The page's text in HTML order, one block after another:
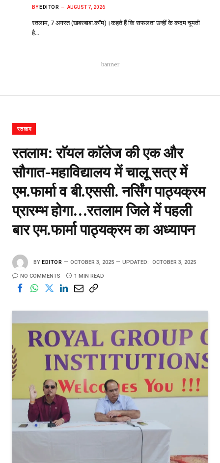
BY EDITOR AUGUST 7, 2026
रतलाम, 7 अगस्त (खबरबाबा.कॉम)।कहते हैं कि सफलता उन्हीं के कदम चूमती
है…
banner
रतलाम
रतलाम: राॅयल काॅलेज की एक और
सौगात-महाविद्यालय में चालू सत्र में
एम.फार्मा व बी.एससी. नर्सिंग पाठ्यक्रम
प्रारम्भ होगा…रतलाम जिले में पहली
बार एम.फार्मा पाठ्यक्रम का अध्यापन
BY EDITOR OCTOBER 3, 2025 UPDATED: OCTOBER 3, 2025
NO COMMENTS 1 MIN READ